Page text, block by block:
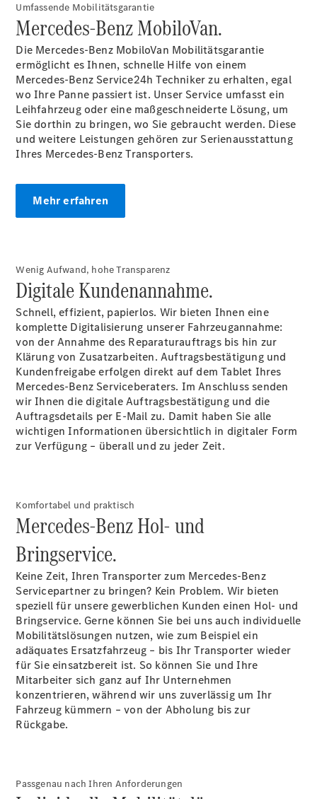
Reifen- und
Komplettradschutz
EU-
Reifenlabel
Transporter-
Service
Übersicht
Unfallreparaturen
SmallRepair
Rücknahme
&
Entsorgung
Wartung
Reparatur
Service-
und
Garantie-
Pakete
Mobile
Elektrofahrzeug-
Service
Betreuung
Übersicht
Customer
Assistance
Individuelle
Umfassende Mobilitätsgarantie
Mercedes-Benz MobiloVan.
Die Mercedes-Benz MobiloVan Mobilitätsgarantie
ermöglicht es Ihnen, schnelle Hilfe von einem
Mercedes-Benz Service24h Techniker zu erhalten, egal
wo Ihre Panne passiert ist. Unser Service umfasst ein
Leihfahrzeug oder eine maßgeschneiderte Lösung, um
Sie dorthin zu bringen, wo Sie gebraucht werden. Diese
und weitere Leistungen gehören zur Serienausstattung
Ihres Mercedes-Benz Transporters.
Mehr erfahren
Wenig Aufwand, hohe Transparenz
Digitale Kundenannahme.
Schnell, effizient, papierlos. Wir bieten Ihnen eine
komplette Digitalisierung unserer Fahrzeugannahme:
von der Annahme des Reparaturauftrags bis hin zur
Klärung von Zusatzarbeiten. Auftragsbestätigung und
Kundenfreigabe erfolgen direkt auf dem Tablet Ihres
Mercedes-Benz Serviceberaters. Im Anschluss senden
wir Ihnen die digitale Auftragsbestätigung und die
Auftragsdetails per E-Mail zu. Damit haben Sie alle
wichtigen Informationen übersichtlich in digitaler Form
zur Verfügung – überall und zu jeder Zeit.
Komfortabel und praktisch
Mercedes-Benz Hol- und
Bringservice.
Keine Zeit, Ihren Transporter zum Mercedes-Benz
Servicepartner zu bringen? Kein Problem. Wir bieten
speziell für unsere gewerblichen Kunden einen Hol- und
Bringservice. Gerne können Sie bei uns auch individuelle
Mobilitätslösungen nutzen, wie zum Beispiel ein
adäquates Ersatzfahrzeug – bis Ihr Transporter wieder
für Sie einsatzbereit ist. So können Sie und Ihre
Mitarbeiter sich ganz auf Ihr Unternehmen
konzentrieren, während wir uns zuverlässig um Ihr
Fahrzeug kümmern – von der Abholung bis zur
Rückgabe.
Passgenau nach Ihren Anforderungen